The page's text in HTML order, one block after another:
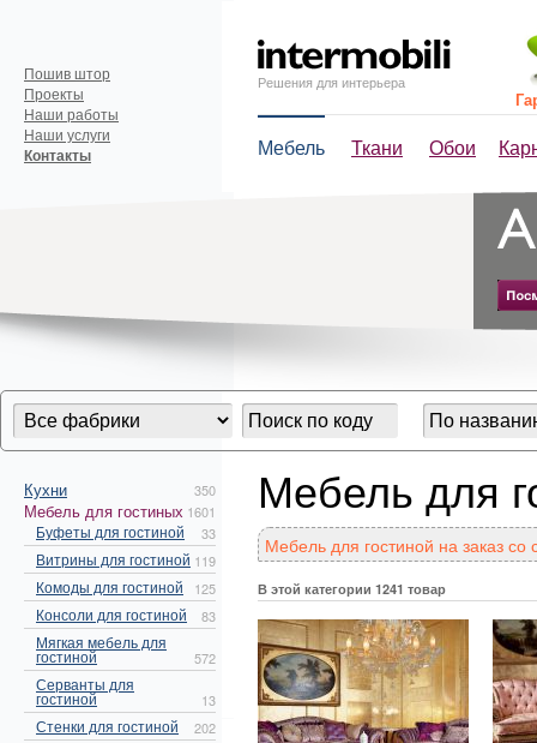
Решения для интерьера
Мебель Ткани Обои
Пошив штор
Проекты
Наши работы
Наши услуги
Контакты
Кухни 350
Мебель для гостиных 1601
Буфеты для гостиной 33
Витрины для гостиной 119
Комоды для гостиной 125
Консоли для гостиной 83
Мягкая мебель для
гостиной 572
Серванты для
гостиной 13
Стенки для гостиной 202
Мебель для
Мебель для гостиной на заказ
В этой категории 1241 товар